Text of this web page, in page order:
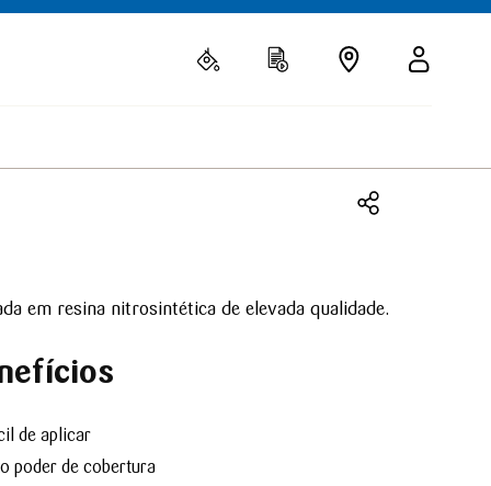
em resina nitrosintética de elevada qualidade.
de aplicar
poder de cobertura